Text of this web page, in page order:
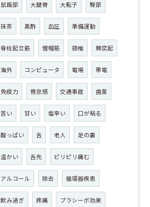
鼠蹊部 大腿骨 大転子 臀部
抹茶 黒酢 血圧 準備運動
脊柱起立筋 僧帽筋 頸椎 棘突起
海外 コンピュータ 電場 帯電
免疫力 倦怠感 交通事故 歯茎
苦い 甘い 塩辛い 口が粘る
酸っぱい 舌 老人 足の裏
温かい 舌先 ピリピリ痛む
アルコール 除去 循環器疾患
飲み過ぎ 疼痛 プラシーボ効果